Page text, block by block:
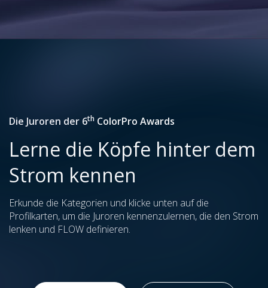
Die Juroren der 6th ColorPro Awards
Lerne die Köpfe hinter dem
Strom kennen
Erkunde die Kategorien und klicke unten auf die
Profilkarten, um die Juroren kennenzulernen, die den Strom
lenken und FLOW definieren.